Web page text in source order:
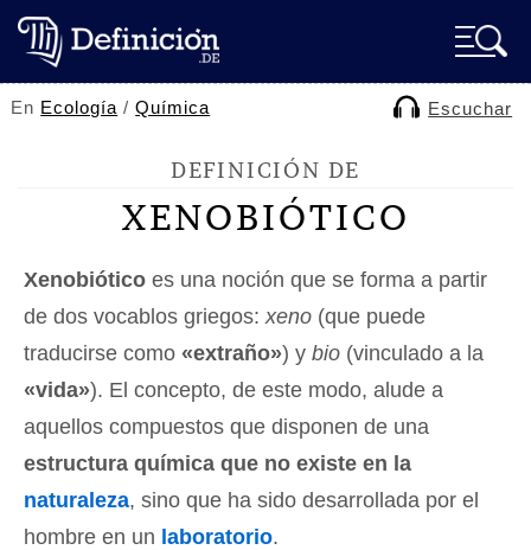
En Ecología /Química Escuchar
DEFINICIÓN DE
XENOBIÓTICO
Xenobiótico es una noción que se forma a partir
de dos vocablos griegos:xeno (que puede
traducirse como «extraño») y bio (vinculado a la
«vida»). El concepto, de este modo, alude a
aquellos compuestos que disponen de una
estructura química que no existe en la
naturaleza, sino que ha sido desarrollada por el
hombre en un laboratorio.